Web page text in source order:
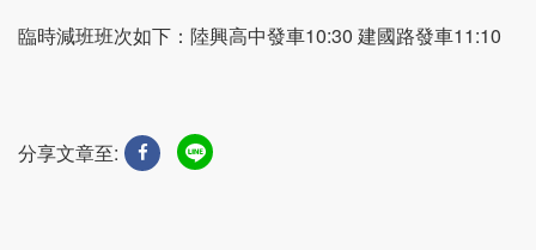
臨時減班班次如下：陸興高中發車10:30 建國路發車11:10
分享文章至: